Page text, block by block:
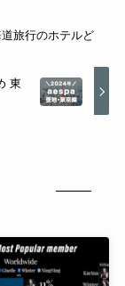
旅行のホテルど
東